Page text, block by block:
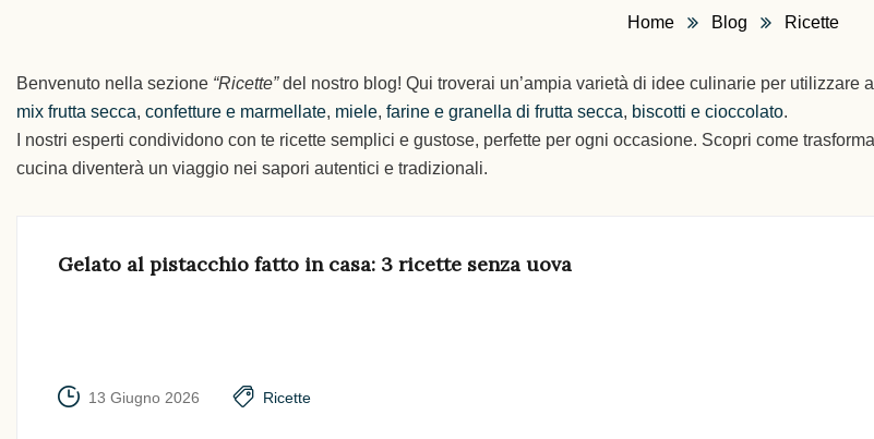
Home Blog Ricette
Benvenuto nella sezione “Ricette”del nostro blog! Qui troverai un’ampia varietà di idee culinarie per utilizzare
mix frutta secca, confetture e marmellate, miele, farine e granella di frutta secca, biscotti e cioccolato.
I nostri esperti condividono con te ricette semplici e gustose, perfette per ogni occasione. Scopri come
cucina diventerà un viaggio nei sapori autentici e tradizionali.
Gelato al pistacchio fatto in casa: 3 ricette senza uova
13 Giugno 2026 Ricette